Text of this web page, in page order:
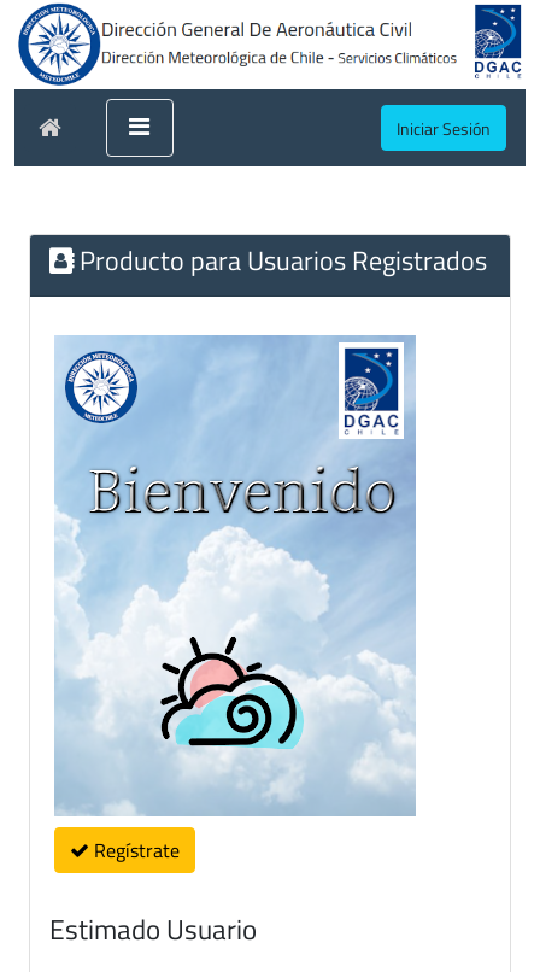
Iniciar Sesión
Producto para Usuarios Registrados
Regístrate
Estimado Usuario